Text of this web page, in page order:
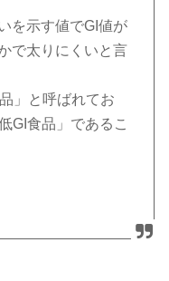
を示す値でGI値が
で太りにくいと言
」と呼ばれてお
GI食品」であるこ